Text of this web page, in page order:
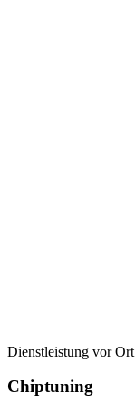
Dienstleistung vor Ort
Chiptuning